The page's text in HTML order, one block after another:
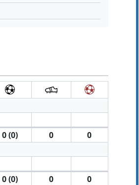
0 (0) 0 0
0 (0) 0 0